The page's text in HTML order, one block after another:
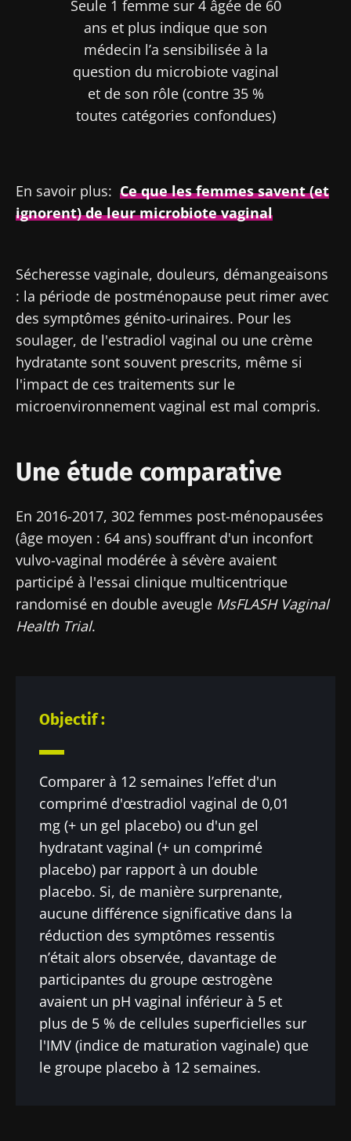
Seule 1 femme sur 4 âgée de 60
ans et plus indique que son
médecin l’a sensibilisée à la
question du microbiote vaginal
et de son rôle (contre 35 %
toutes catégories confondues)
En savoir plus: Ce que les femmes savent (et
ignorent) de leur microbiote vaginal
Sécheresse vaginale, douleurs, démangeaisons
: la période de postménopause peut rimer avec
des symptômes génito-urinaires. Pour les
soulager, de l'estradiol vaginal ou une crème
hydratante sont souvent prescrits, même si
l'impact de ces traitements sur le
microenvironnement vaginal est mal compris.
Une étude comparative
En 2016-2017, 302 femmes post-ménopausées
(âge moyen : 64 ans) souffrant d'un inconfort
vulvo-vaginal modérée à sévère avaient
participé à l'essai clinique multicentrique
randomisé en double aveugle MsFLASH Vaginal
Health Trial.
Objectif :
Comparer à 12 semaines l’effet d'un
comprimé d'œstradiol vaginal de 0,01
mg (+ un gel placebo) ou d'un gel
hydratant vaginal (+ un comprimé
placebo) par rapport à un double
placebo. Si, de manière surprenante,
aucune différence significative dans la
réduction des symptômes ressentis
n’était alors observée, davantage de
participantes du groupe œstrogène
avaient un pH vaginal inférieur à 5 et
plus de 5 % de cellules superficielles sur
l'IMV (indice de maturation vaginale) que
le groupe placebo à 12 semaines.